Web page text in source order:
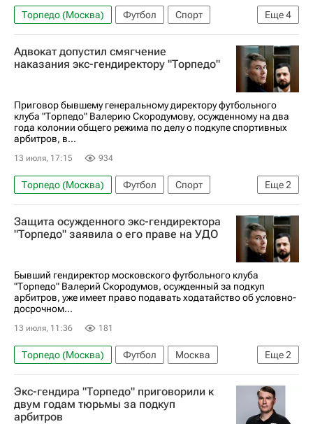
Еще4
Торпедо (Москва) Футбол
Спорт
Первая лига
Сергей Бородин
Урал
Енисей
Адвокат допустил смягчение
наказания экс-гендиректору "Торпедо"
Приговор бывшему генеральному директору футбольного
клуба "Торпедо" Валерию Скородумову, осужденному на два
года колонии общего режима по делу о подкупе спортивных
арбитров, в...
13 июля, 17:15 934
Еще2
Торпедо (Москва) Футбол
Спорт
Сергей Жорин
Первая лига
Защита осужденного экс-гендиректора
"Торпедо" заявила о его праве на УДО
Бывший гендиректор московского футбольного клуба
"Торпедо" Валерий Скородумов, осужденный за подкуп
арбитров, уже имеет право подавать ходатайство об условно-
досрочном...
13 июля, 11:36 181
Еще2
Торпедо (Москва) Футбол
Москва
Россия
Первая лига
Экс-гендира "Торпедо" приговорили к
двум годам тюрьмы за подкуп
арбитров